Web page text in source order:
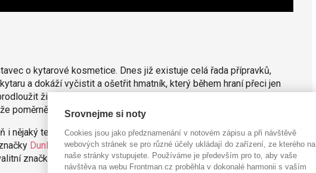
o kytarové kosmetice. Dnes již existuje celá řada přípravků,
a dokáží vyčistit a ošetřit hmatník, který během hraní přeci jen
život vašim strunám. Stačí se poohlédnout po přípravku,
poměrně účinně odstranit špínu a pot usazený na strunách.
i nějaký ten přípravek na jejich čištění. Mezi naprostou klasiku v
Dunlop Ernie Ball,Big Bendsnebo poměrně nová a méně
značka
Soundsation.
Srovnejme si noty
Cookies jsou jako předznamenání v notovém zápisu a při návštěvě
webových stránek se pro různé účely ukládají do zařízení, ze kterého na
naše stránky vstupujete. Používáme je především pro to, aby vaše
návštěva na webu Frontman.cz proběhla v dokonalé harmonii s vaším